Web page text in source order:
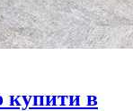
купити в